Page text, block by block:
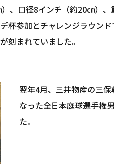
、口径8インチ（約20㎝）
杯参加とチャレンジラウン
刻まれていました。
翌年4月、三井物産の三
なった全日本庭球選手権
た。